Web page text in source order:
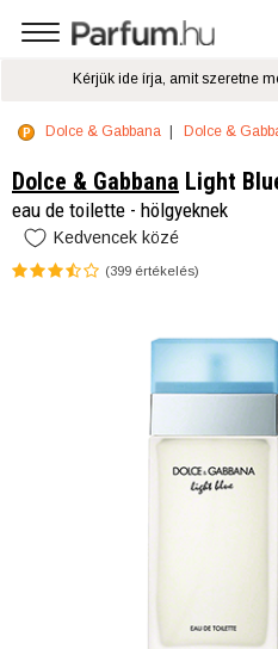
Dolce & Gabbana Dolce &
Dolce & Gabbana Light
eau de toilette - hölgyeknek
Kedvencek közé
(399 értékelés)